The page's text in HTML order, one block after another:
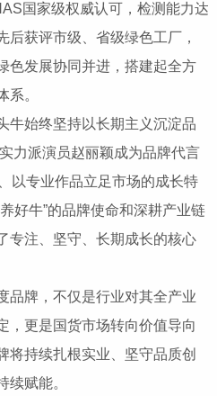
国家级权威认可，检测能力达
获评市级、省级绿色工厂，
色发展协同并进，搭建起全方
系。
牛始终坚持以长期主义沉淀品
力派演员赵丽颖成为品牌代言
以专业作品立足市场的成长特
好牛”的品牌使命和深耕产业链
专注、坚守、长期成长的核心
品牌，不仅是行业对其全产业
，更是国货市场转向价值导向
将持续扎根实业、坚守品质创
续赋能。